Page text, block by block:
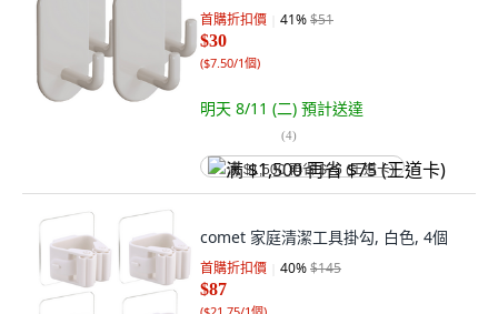
首購折扣價 41%$51
$30
($7.50/1個)
明天 8/11 (二) 預計送達
(4)
满 $1,500 再省 $75 (王道卡)
comet 家庭清潔工具掛勾, 白色, 4個
首購折扣價 40%$145
$87